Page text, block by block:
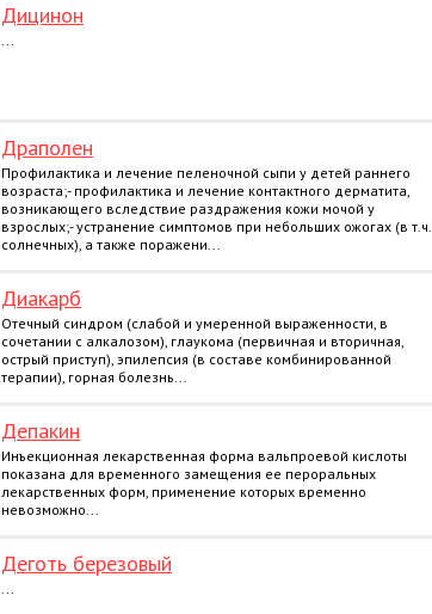
Дицинон
...
Драполен
Профилактика и лечение пеленочной сыпи у детей раннего
возраста;- профилактика и лечение контактного дерматита,
возникающего вследствие раздражения кожи мочой у
взрослых;- устранение симптомов при небольших ожогах (в т.ч.
солнечных), а также поражени...
Диакарб
Отечный синдром (слабой и умеренной выраженности, в
сочетании с алкалозом), глаукома (первичная и вторичная,
острый приступ), эпилепсия (в составе комбинированной
терапии), горная болезнь...
Депакин
Инъекционная лекарственная форма вальпроевой кислоты
показана для временного замещения ее пероральных
лекарственных форм, применение которых временно
невозможно...
Деготь березовый
...